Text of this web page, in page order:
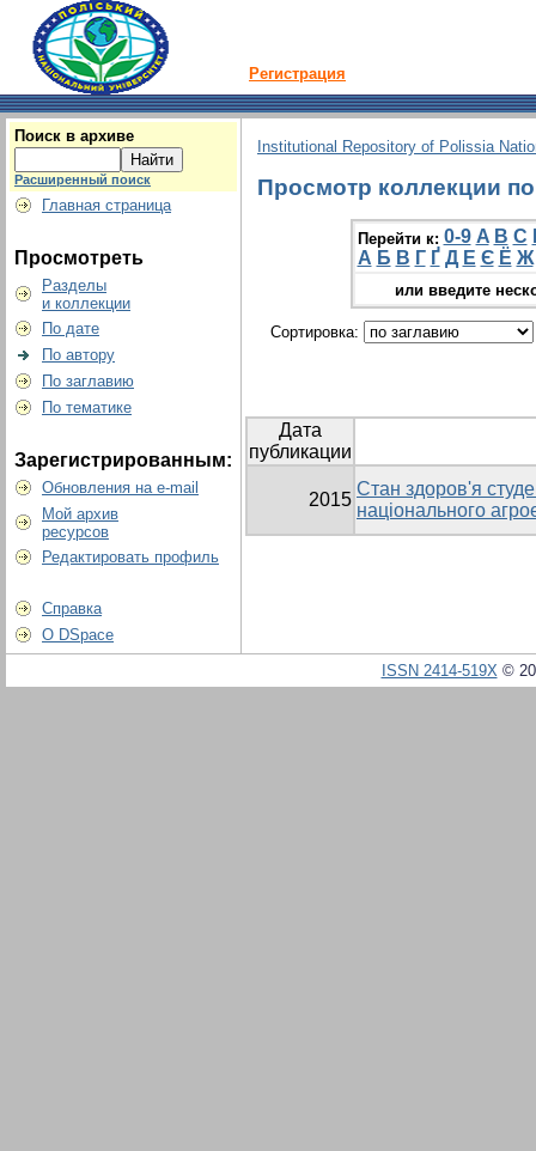
Регистрация
Поиск в архиве
Расширенный поиск
Главная страница
Просмотреть
Разделы
и коллекции
По дате
По автору
По заглавию
По тематике
Зарегистрированным:
Обновления на e-mail
Мой архив
ресурсов
Редактировать профиль
Справка
О DSpace
Institutional Repository of Polissia
Просмотр коллекции
Перейти к: 0-9 A B C
А Б В Г Ґ Д Е Є Ё Ж
или введите
Сортировка:
Дата
публикации
2015
Стан здоров'я
національного
ISSN 2414-519X©